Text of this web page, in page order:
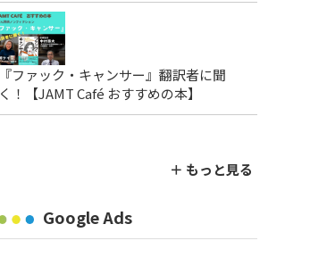
『ファック・キャンサー』翻訳者に聞
く！【JAMT Café おすすめの本】
＋ もっと見る
Google Ads